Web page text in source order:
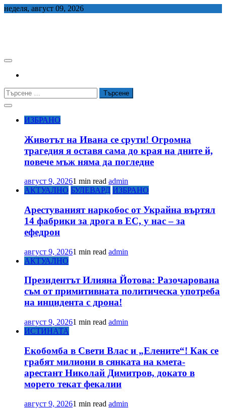
Skip
неделя, август 09, 2026
Търсене
за:
ИЗБРАНО
Животът на Ивана се срути! Огромна
трагедия я оставя сама до края на дните й,
повече мъж няма да погледне
август 9, 20261 min read admin
АКТУАЛНО БУЛЕВАРД ИЗБРАНО
Арестуваният наркобос от Украйна въртял
14 фабрики за дрога в ЕС, у нас – за
ефедрон
август 9, 20261 min read admin
АКТУАЛНО
Президентът Илияна Йотова: Разочарована
съм от примитивната политическа употреба
на инцидента с дрона!
август 9, 20261 min read admin
ИСТИНАТА
Екобомба в Свети Влас и „Елените“! Как се
грабят милиони в сянката на кмета-
арестант Николай Димитров, докато в
морето текат фекалии
август 9, 20261 min read admin